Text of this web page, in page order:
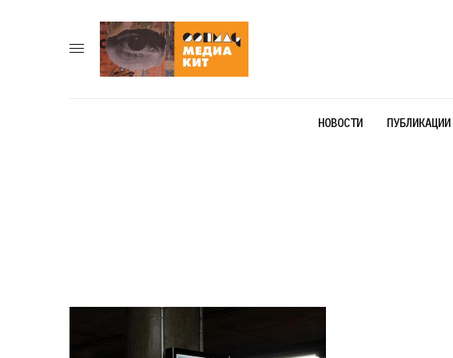
НОВОСТИ ПУБЛИКАЦИИ